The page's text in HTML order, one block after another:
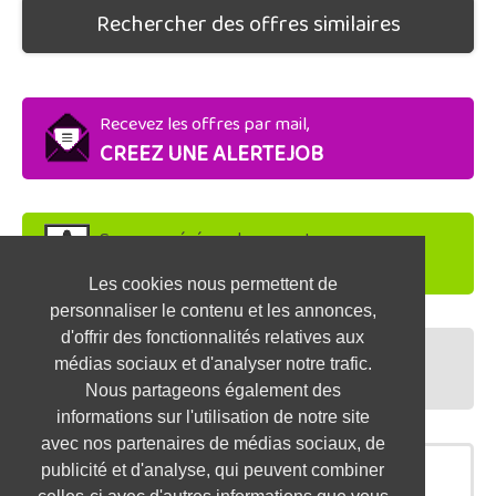
Les cookies nous permettent de
personnaliser le contenu et les annonces,
d'offrir des fonctionnalités relatives aux
médias sociaux et d'analyser notre trafic.
Nous partageons également des
informations sur l'utilisation de notre site
avec nos partenaires de médias sociaux, de
publicité et d'analyse, qui peuvent combiner
Rechercher des offres similaires
Recevez les offres par mail,
CREEZ UNE ALERTEJOB
Soyez repéré par les recruteurs,
DEPOSEZ VOTRE CV
Préparez vos entretiens,
TESTEZ-VOUS
OFFRES SIMILAIRES